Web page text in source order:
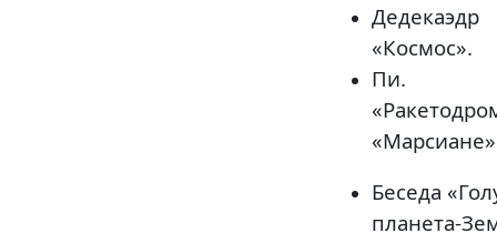
Дедекаэдр
«Космос».
Пи.
Беседа
планета-